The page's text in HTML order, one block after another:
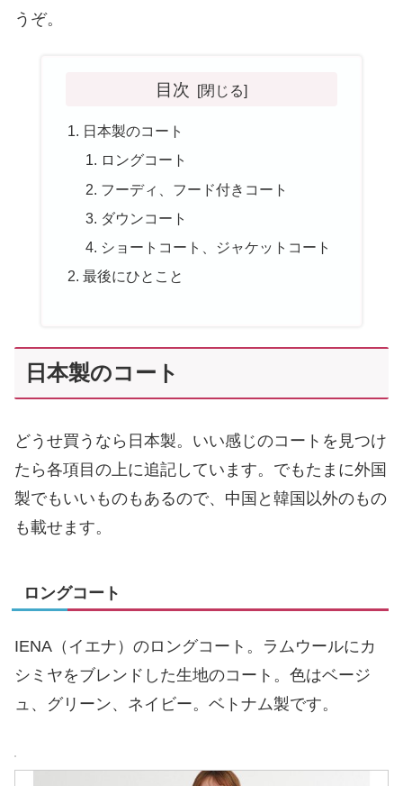
うぞ。
目次
日本製のコート
ロングコート
フーディ、フード付きコート
ダウンコート
ショートコート、ジャケットコート
最後にひとこと
日本製のコート
どうせ買うなら日本製。いい感じのコートを見つけ
たら各項目の上に追記しています。でもたまに外国
製でもいいものもあるので、中国と韓国以外のもの
も載せます。
ロングコート
IENA（イエナ）のロングコート。ラムウールにカ
シミヤをブレンドした生地のコート。色はベージ
ュ、グリーン、ネイビー。ベトナム製です。